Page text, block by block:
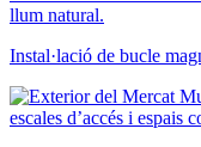
Instal·lació de bucle